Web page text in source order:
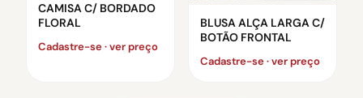
CAMISA C/ BORDADO
FLORAL
Cadastre-se · ver preço
BLUSA ALÇA LARGA C/
BOTÃO FRONTAL
Cadastre-se · ver preço